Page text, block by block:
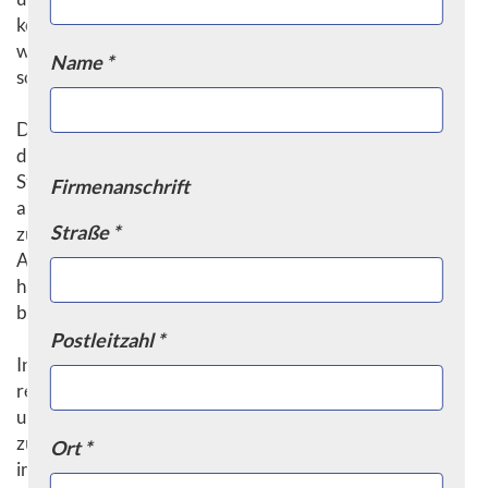
können sie mit speziellen Vorrichtungen ausgestattet
werden, um empfindliche oder gefährliche Güter zu
schützen.
Die Nutzung von Containern hat auch dazu beigetragen,
den internationalen Handel zu erleichtern. Durch die
Standardisierung der Containergrößen und -
abmessungen können Waren problemlos von einem Land
zum anderen transportiert werden, ohne dass spezielle
Anpassungen oder Umladungen erforderlich sind. Dies
hat den Handel zwischen Ländern vereinfacht und
beschleunigt.
Insgesamt haben Container den Warentransport
revolutioniert. Sie bieten eine kostengünstige, effiziente
und sichere Möglichkeit, Güter über große Entfernungen
zu transportieren. Obwohl sie bereits eine wichtige Rolle
im internationalen Handel spielen, werden Container
Name *
Firmenanschrift
Straße *
Postleitzahl *
Ort *